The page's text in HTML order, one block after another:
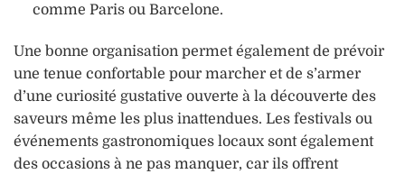
comme Paris ou Barcelone.
Une bonne organisation permet également de prévoir
une tenue confortable pour marcher et de s’armer
d’une curiosité gustative ouverte à la découverte des
saveurs même les plus inattendues. Les festivals ou
événements gastronomiques locaux sont également
des occasions à ne pas manquer, car ils offrent